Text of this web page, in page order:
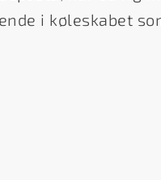
i køleskabet